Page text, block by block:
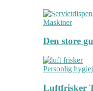
Maskiner
Den store
Personlig
Luftfrisker